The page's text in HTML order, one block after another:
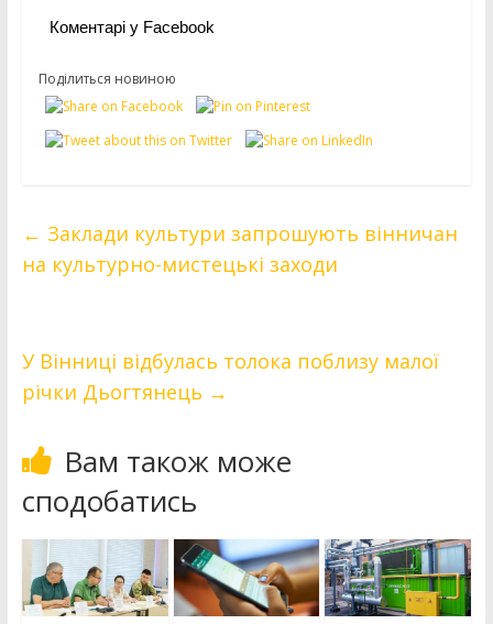
Коментарі у Facebook
Поділиться новиною
← Заклади культури запрошують вінничан
на культурно-мистецькі заходи
У Вінниці відбулась толока поблизу малої
річки Дьогтянець →
Вам також може
сподобатись